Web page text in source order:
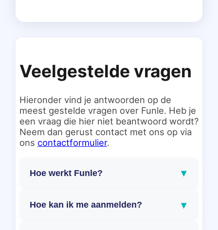
Veelgestelde vragen
Hieronder vind je antwoorden op de
meest gestelde vragen over Funle. Heb je
een vraag die hier niet beantwoord wordt?
Neem dan gerust contact met ons op via
ons contactformulier.
Hoe werkt Funle? ▾
Hoe kan ik me aanmelden? ▾